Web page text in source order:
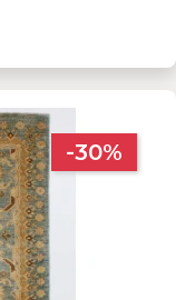
-30%